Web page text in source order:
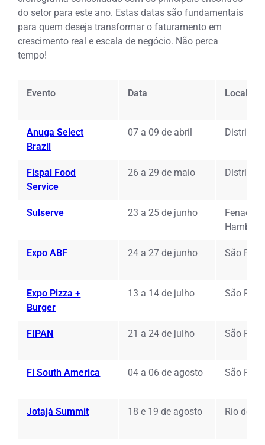
do setor para este ano. Estas datas são fundamentais
para quem deseja transformar o faturamento em
crescimento real e escala de negócio. Não perca
tempo!
Evento Data Local
Anuga Select
Brazil
07 a 09 de abril Distrito
Fispal Food
Service
26 a 29 de maio Distrito
Sulserve 23 a 25 de junho
Fenac
Expo ABF 24 a 27 de junho São
Expo Pizza +
Burger
13 a 14 de julho São
FIPAN 21 a 24 de julho São
Fi South America 04 a 06 de agosto São
Jotajá Summit 18 e 19 de agosto Rio de